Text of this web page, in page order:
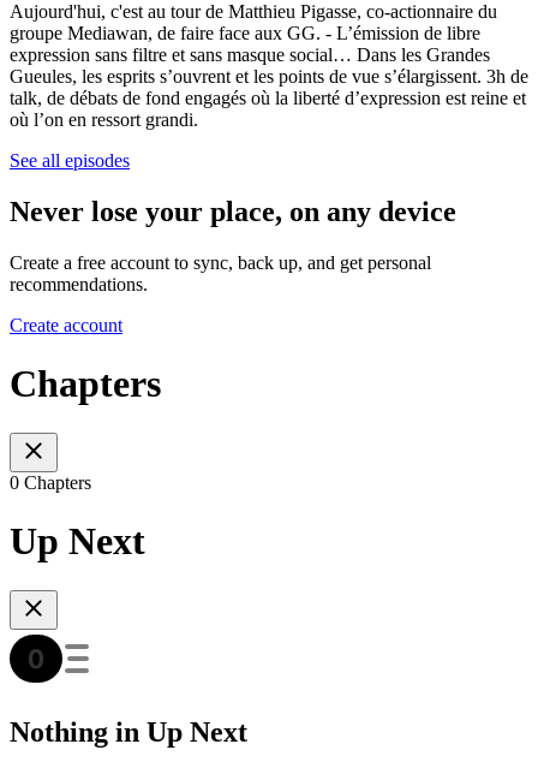
Aujourd'hui, c'est au tour de Matthieu Pigasse, co-actionnaire du
groupe Mediawan, de faire face aux GG. - L’émission de libre
expression sans filtre et sans masque social… Dans les Grandes
Gueules, les esprits s’ouvrent et les points de vue s’élargissent. 3h de
talk, de débats de fond engagés où la liberté d’expression est reine et
où l’on en ressort grandi.
See all episodes
Never lose your place, on any device
Create a free account to sync, back up, and get personal
recommendations.
Create account
Chapters
0 Chapters
Up Next
Nothing in Up Next